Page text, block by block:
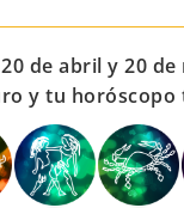
de abril y 20 de
y tu horóscopo